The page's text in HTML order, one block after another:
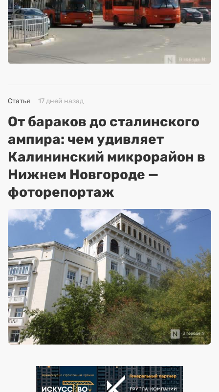
Статья 17 дней назад
От бараков до сталинского
ампира: чем удивляет
Калининский микрорайон в
Нижнем Новгороде —
фоторепортаж